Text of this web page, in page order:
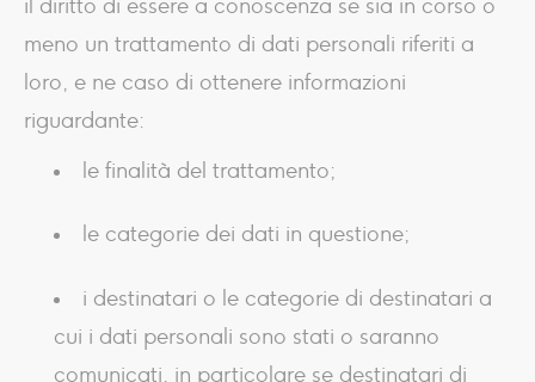
il diritto di essere a conoscenza se sia in corso o
meno un trattamento di dati personali riferiti a
loro, e ne caso di ottenere informazioni
riguardante:
le finalità del trattamento;
le categorie dei dati in questione;
i destinatari o le categorie di destinatari a
cui i dati personali sono stati o saranno
comunicati, in particolare se destinatari di